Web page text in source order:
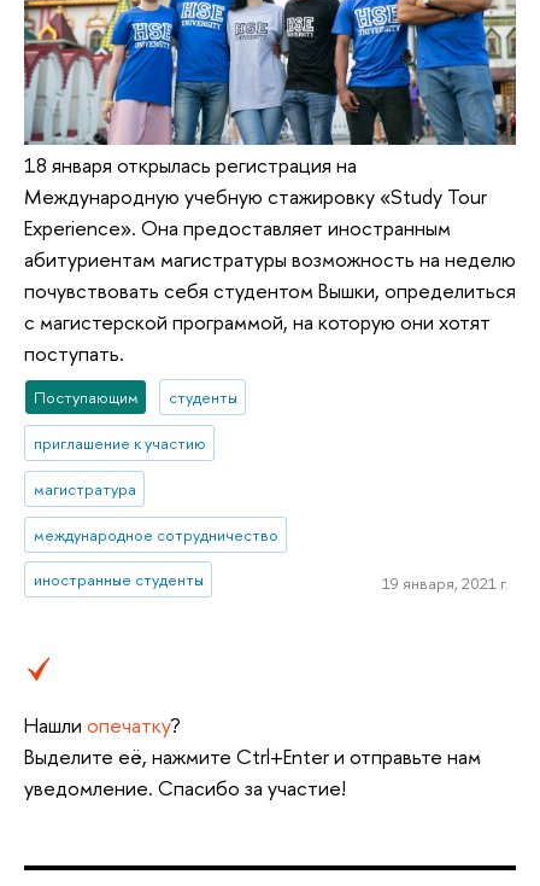
18 января открылась регистрация на
Международную учебную стажировку «Study Tour
Experience». Она предоставляет иностранным
абитуриентам магистратуры возможность на неделю
почувствовать себя студентом Вышки, определиться
с магистерской программой, на которую они хотят
поступать.
Поступающим студенты
приглашение к участию
магистратура
международное сотрудничество
иностранные студенты 19 января, 2021 г.
Нашли опечатку?
Выделите её, нажмите Ctrl+Enter и отправьте нам
уведомление. Спасибо за участие!